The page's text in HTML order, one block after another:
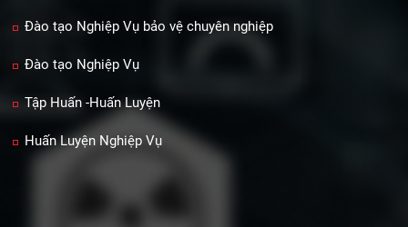
Đào tạo Nghiệp Vụ bảo vệ chuyên nghiệp
Đào tạo Nghiệp Vụ
Tập Huấn -Huấn Luyện
Huấn Luyện Nghiệp Vụ